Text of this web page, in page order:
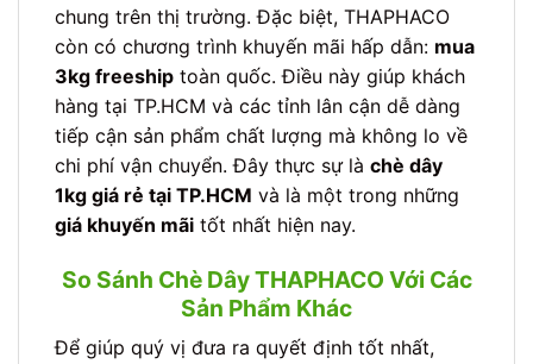
chung trên thị trường. Đặc biệt, THAPHACO
còn có chương trình khuyến mãi hấp dẫn: mua
3kg freeship toàn quốc. Điều này giúp khách
hàng tại TP.HCM và các tỉnh lân cận dễ dàng
tiếp cận sản phẩm chất lượng mà không lo về
chi phí vận chuyển. Đây thực sự là chè dây
1kg giá rẻ tại TP.HCM và là một trong những
giá khuyến mãi tốt nhất hiện nay.
So Sánh Chè Dây THAPHACO Với Các
Sản Phẩm Khác
Để giúp quý vị đưa ra quyết định tốt nhất,